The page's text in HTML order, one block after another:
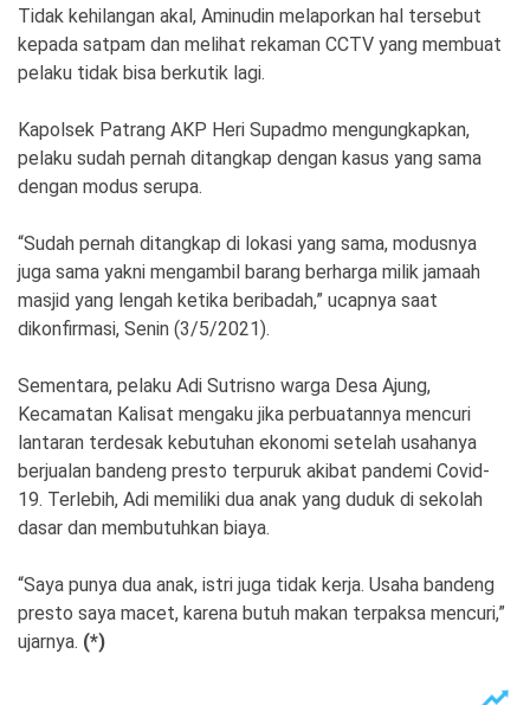
©
Copyright
2026
News
Indonesia
Right
Reserve
Tidak kehilangan akal, Aminudin melaporkan hal tersebut
kepada satpam dan melihat rekaman CCTV yang membuat
pelaku tidak bisa berkutik lagi.
Kapolsek Patrang AKP Heri Supadmo mengungkapkan,
pelaku sudah pernah ditangkap dengan kasus yang sama
dengan modus serupa.
“Sudah pernah ditangkap di lokasi yang sama, modusnya
juga sama yakni mengambil barang berharga milik jamaah
masjid yang lengah ketika beribadah,” ucapnya saat
dikonfirmasi, Senin (3/5/2021).
Sementara, pelaku Adi Sutrisno warga Desa Ajung,
Kecamatan Kalisat mengaku jika perbuatannya mencuri
lantaran terdesak kebutuhan ekonomi setelah usahanya
berjualan bandeng presto terpuruk akibat pandemi Covid-
19. Terlebih, Adi memiliki dua anak yang duduk di sekolah
dasar dan membutuhkan biaya.
“Saya punya dua anak, istri juga tidak kerja. Usaha bandeng
presto saya macet, karena butuh makan terpaksa mencuri,”
ujarnya. (*)